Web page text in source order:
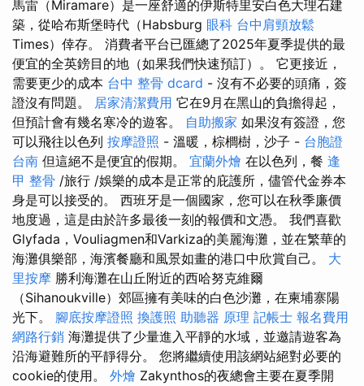
馬雷（Miramare）是一座舒適的伊斯特里安白色大理石建
築，從哈布斯堡時代（Habsburg 眼科 台中肩頸放鬆
Times）倖存。 消費者平台已匯總了2025年夏季提供的最
便宜的全英鎊目的地（如果我們快速預訂）。 它更接近，
需要更少的成本 台中 整骨 dcard - 沒有不必要的頭痛，簽
證沒有問題。 居家清潔費用 它在9月在黑山的負擔得起，
但預計會有幾名寒冷的遊客。 自助搬家 如果沒有簽證，您
可以飛往以色列 按摩證照 - 溫暖，棕櫚樹，沙子 - 台胞證
台南 但這絕不是便宜的假期。 宜蘭外燴 在以色列，餐 逢
甲 整骨 /旅行 /娛樂的成本是正常的庇護所，儘管代金券本
身是可以接受的。 西班牙是一個國家，您可以在秋季廉價
地度過，這是由於許多最後一刻的報價和文憑。 我們喜歡
Glyfada，Vouliagmen和Varkiza的美麗海灘，並在繁華的
海灘俱樂部，海濱餐廳和風景如畫的港口中欣賞自己。 大
里按摩 勝利海灘在山丘附近的西哈努克維爾
（Sihanoukville）郊區擁有美味的白色沙灘，在柬埔寨陽
光下。 腳底按摩證照 換護照 助聽器 原理 記帳士 報名費用
網路行銷 海灘提供了少量進入平靜的水域，並邀請遊客為
沿海避難所的平靜得分。 您將繼續使用該網站絕對必要的
cookie的使用。 外燴 Zakynthos的夜總會主要在夏季開